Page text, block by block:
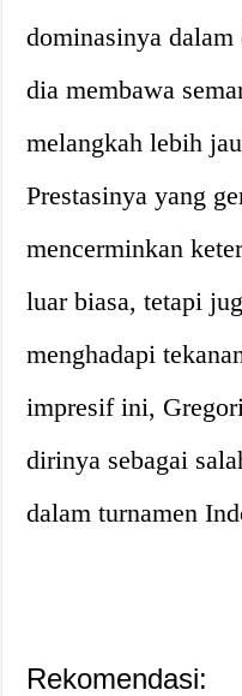
dominasinya
dia membawa
melangkah lebih
Prestasinya yang
mencerminkan
luar biasa, tetapi
menghadapi
impresif ini,
dirinya sebagai
dalam turnamen
Rekomendasi: